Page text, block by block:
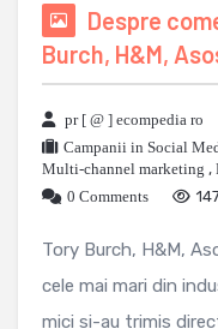
Despre
Burch, H&M,
pr [ @ ] ecompedia ro
Campanii in Social
Multi-channel marketing ,
0 Comments
Tory Burch, H&M,
cele mai mari din
mici si-au trimis